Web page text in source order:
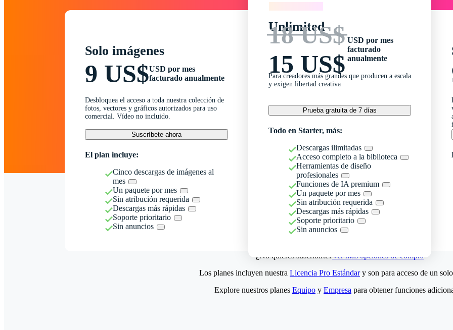
Solo imágenes
9 US$USD por mes
facturado anualmente
Desbloquea el acceso a toda nuestra colección de
fotos, vectores y gráficos autorizados para uso
comercial. Vídeo no incluido.
Suscríbete ahora
El plan incluye:
Cinco descargas de imágenes al
mes
Un paquete por mes
Sin atribución requerida
Descargas más rápidas
Soporte prioritario
Sin anuncios
Unlimited
18 US$
15 US$
USD por mes
facturado
anualmente
Para creadores más grandes que producen a escala
y exigen libertad creativa
Prueba gratuita de 7 días
Todo en Starter, más:
Descargas ilimitadas
Acceso completo a la biblioteca
Herramientas de diseño
profesionales
Funciones de IA premium
Un paquete por mes
Sin atribución requerida
Descargas más rápidas
Soporte prioritario
Sin anuncios
¿No quieres suscribirte?Ver más opciones de compra
Los planes incluyen nuestra Licencia Pro Estándary son para acceso de un
Explore nuestros planes Equipo y Empresa para obtener funciones